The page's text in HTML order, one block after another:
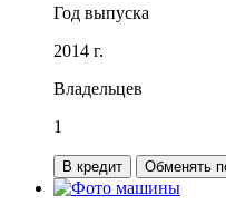
Год выпуска
2014 г.
Владельцев
1
В кредит Обменять